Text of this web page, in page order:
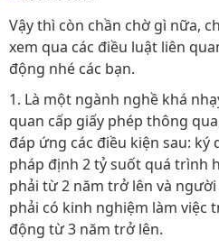
Vậy thì còn chần chờ gì nữa,
xem qua các điều luật liên
động nhé các bạn.
1. Là một ngành nghề khá
quan cấp giấy phép thông
đáp ứng các điều kiện sau: ký
pháp định 2 tỷ suốt quá trình
phải từ 2 năm trở lên và
phải có kinh nghiệm làm việc
động từ 3 năm trở lên.